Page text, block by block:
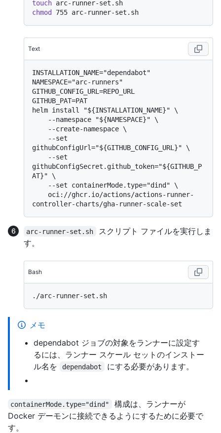
touch
chmod
Text
INSTALLATION_NAME="dependabot"
NAMESPACE="arc-runners"
GITHUB_CONFIG_URL=REPO_URL
GITHUB_PAT=PAT
helm install "${INSTALLATION_NAME}" \
githubConfigUrl="${GITHUB_CONFIG_URL}" \
githubConfigSecret.github_token="${GITHUB_P
AT}" \
arc-runner-set.sh
スクリプト ファイルを実行しま
す。
Bash
メモ
dependabot ジョブの対象をランナーに設定す
るには、ランナー スケール セットのインストー
ル名を
dependabot にする必要があります。
containerMode.type="dind"
構成は、ランナーが
Docker デーモンに接続できるようにするために必要で
す。